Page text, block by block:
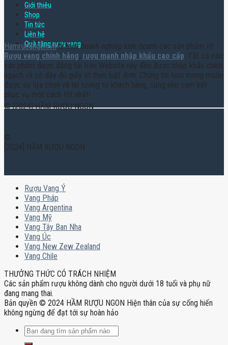
Giới thiệu
Shop
Tin tức
Liên hệ
Quà tặng rượu vang
Hamruoungon.vnlà một doanh nghiệp kinh doanh các sản phẩm về
Rượu vang chính hãng, rượu mạnh nhập khẩu cao cấp. Tất cả các
sản phẩm được đăng tải trên Website này đều được nhập khẩu chính
ngạch và có đầy đủ giấy tờ theo luật định. Chúng tôi luôn mong muốn
được sự lựa chọn và tin tưởng từ khách hàng, cũng như cam kết
phục vụ một cách tốt nhất!
© [2024] HẦM RƯỢU NGON
©
[2024] HẦM RƯỢU NGON
Rượu Vang Ý
Vang Pháp
Vang Argentina
Vang Mỹ
Vang Tây Ban Nha
Vang Úc
Vang New Zew Zealand
Vang Chile
THƯỞNG THỨC CÓ TRÁCH NHIỆM
Các sản phẩm rượu không dành cho người dưới 18 tuổi và phụ nữ
đang mang thai.
Bản quyền © 2024 HẦM RƯỢU NGON Hiện thân của sự cống hiến
không ngừng để đạt tới sự hoàn hảo
Tìm
kiếm: